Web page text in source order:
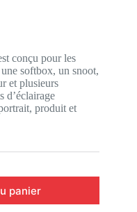
conçu pour les
softbox, un snoot,
et plusieurs
d’éclairage
produit et
panier